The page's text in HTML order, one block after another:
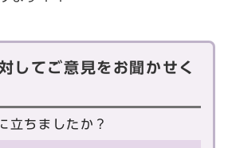
してご意見をお聞かせく
立ちましたか？